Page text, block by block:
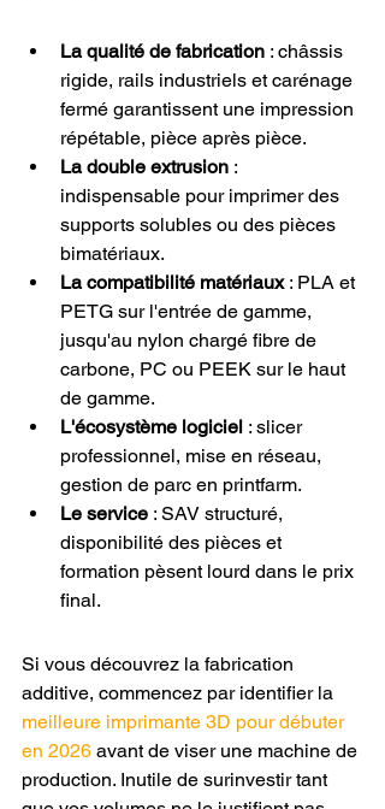
La qualité de fabrication : châssis
rigide, rails industriels et carénage
fermé garantissent une impression
répétable, pièce après pièce.
La double extrusion :
indispensable pour imprimer des
supports solubles ou des pièces
bimatériaux.
La compatibilité matériaux : PLA et
PETG sur l'entrée de gamme,
jusqu'au nylon chargé fibre de
carbone, PC ou PEEK sur le haut
de gamme.
L'écosystème logiciel : slicer
professionnel, mise en réseau,
gestion de parc en printfarm.
Le service : SAV structuré,
disponibilité des pièces et
formation pèsent lourd dans le prix
final.
Si vous découvrez la fabrication
additive, commencez par identifier la
meilleure imprimante 3D pour débuter
en 2026 avant de viser une machine de
production. Inutile de surinvestir tant